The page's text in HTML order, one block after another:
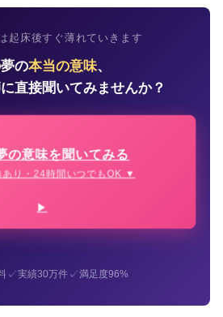
起床後すぐ薄れていきます
の本当の意味、
直接聞いてみませんか？
の意味を聞いてみる
り・24時間いつでもOK ▼
✓実績30万件✓満足度96%